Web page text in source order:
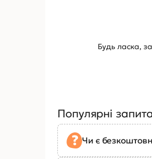
Будь ласка,
Популярні
Чи є